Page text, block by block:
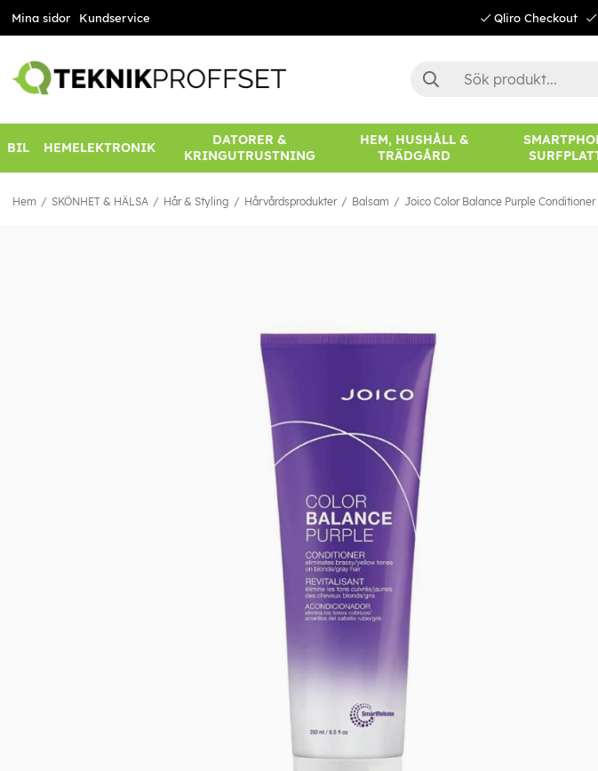
Mina sidor Kundservice Qliro Checkout
BIL HEMELEKTRONIK
DATORER &
KRINGUTRUSTNING
HEM, HUSHÅLL &
TRÄDGÅRD
Hem SKÖNHET & HÄLSA Hår & Styling Hårvårdsprodukter Balsam Joico Color Balance Purple Conditioner